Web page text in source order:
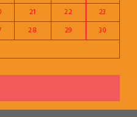
21 22
23
28 29
30